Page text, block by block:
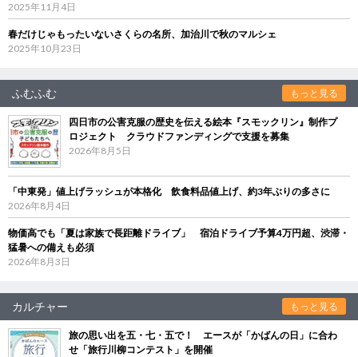
2025年11月4日
春だけじゃもったいないさくらの名所、加治川で秋のマルシェ
2025年10月23日
ふむふむ もっと見る
四日市の公害克服の歴史を伝える絵本『スモックリン』制作プ
ロジェクト クラウドファンディングで支援を募集
2026年8月5日
「中東発」値上げラッシュが本格化 飲食料品値上げ、約3年ぶりの多さに
2026年8月4日
物価高でも「夏は家族で長距離ドライブ」 宿泊ドライブ予算4万円超、渋滞・
猛暑への備えも必須
2026年8月3日
カルチャー もっと見る
旅の思い出を五・七・五で！ エースが「かばんの日」に合わ
せ「旅行川柳コンテスト」を開催